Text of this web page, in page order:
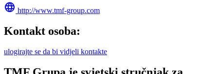
language http://www.tmf-group.com
Kontakt osoba:
ulogirajte se da bi vidjeli kontakte